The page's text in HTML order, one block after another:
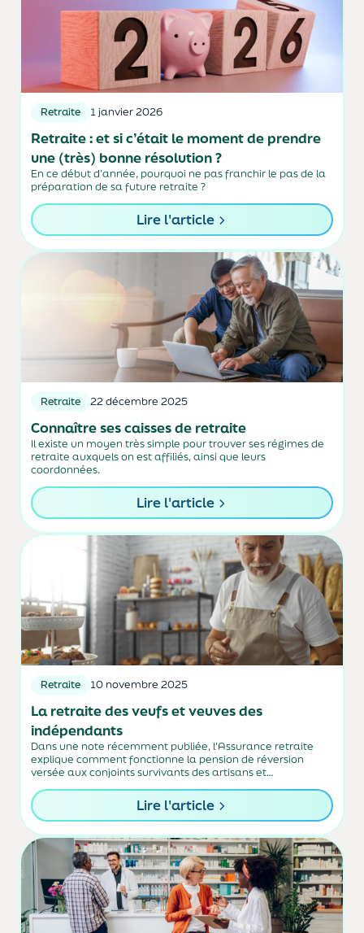
Retraite 1 janvier 2026
Retraite : et si c’était le moment de prendre
une (très) bonne résolution ?
En ce début d’année, pourquoi ne pas franchir le pas de la
préparation de sa future retraite ?
Lire l'article
Retraite 22 décembre 2025
Connaître ses caisses de retraite
Il existe un moyen très simple pour trouver ses régimes de
retraite auxquels on est affiliés, ainsi que leurs
coordonnées.
Lire l'article
Retraite 10 novembre 2025
La retraite des veufs et veuves des
indépendants
Dans une note récemment publiée, l'Assurance retraite
explique comment fonctionne la pension de réversion
versée aux conjoints survivants des artisans et
Lire l'article